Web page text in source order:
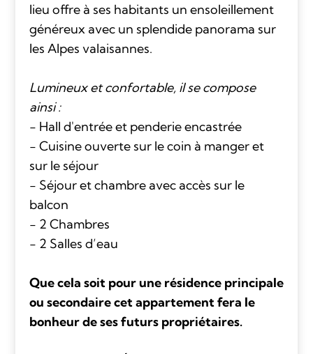
lieu offre à ses habitants un ensoleillement
généreux avec un splendide panorama sur
les Alpes valaisannes.
Lumineux et confortable, il se compose
ainsi :
- Hall d'entrée et penderie encastrée
- Cuisine ouverte sur le coin à manger et
sur le séjour
- Séjour et chambre avec accès sur le
balcon
- 2 Chambres
- 2 Salles d’eau
Que cela soit pour une résidence principale
ou secondaire cet appartement fera le
bonheur de ses futurs propriétaires.